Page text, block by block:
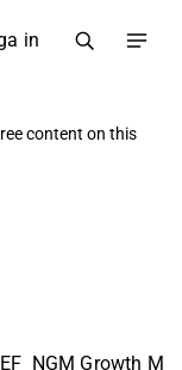
in
content on this
NGM Growth